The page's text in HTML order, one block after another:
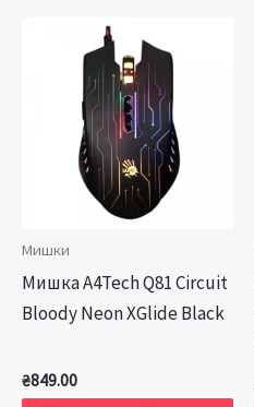
Мишки
Мишка A4Tech Q81 Circuit
Bloody Neon XGlide Black
₴849.00